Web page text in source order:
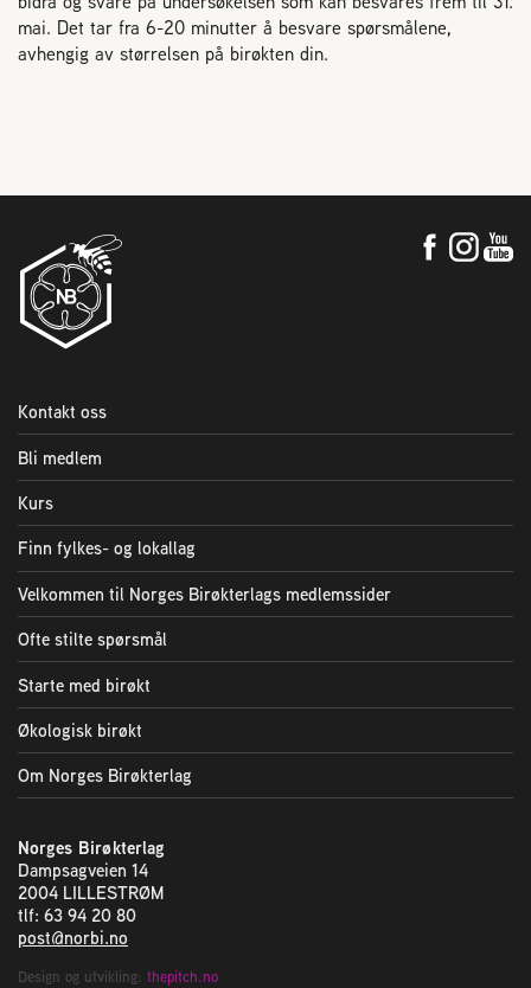
mai. Det tar fra 6-20 minutter å besvare spørsmålene,
avhengig av størrelsen på birøkten din.
Kontakt oss
Bli medlem
Kurs
Finn fylkes- og lokallag
Velkommen til Norges Birøkterlags medlemssider
Ofte stilte spørsmål
Starte med birøkt
Økologisk birøkt
Om Norges Birøkterlag
Norges Birøkterlag
Dampsagveien 14
2004 LILLESTRØM
tlf: 63 94 20 80
post@norbi.no
Design og utvikling: thepitch.no